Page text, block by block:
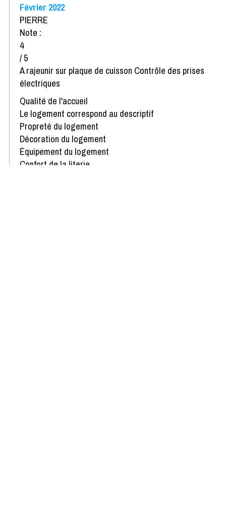
Février 2022
PIERRE
Note :
4
/ 5
A rajeunir sur plaque de cuisson Contrôle des prises
électriques
Qualité de l'accueil
Le logement correspond au descriptif
Propreté du logement
Décoration du logement
Équipement du logement
Confort de la literie